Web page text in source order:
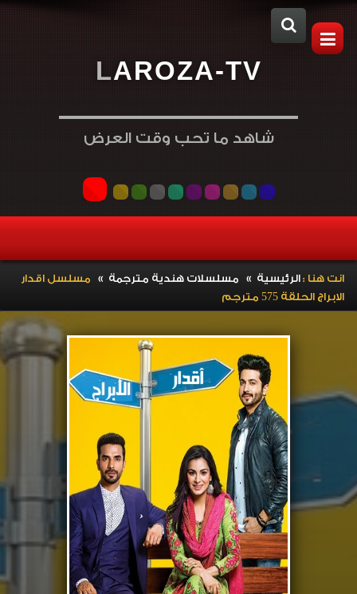
LAROZA-TV
شاهد ما تحب وقت العرض
انت هنا :الرئيسية » مسلسلات هندية مترجمة » مسلسل اقدار
الابراج الحلقة 575 مترجم